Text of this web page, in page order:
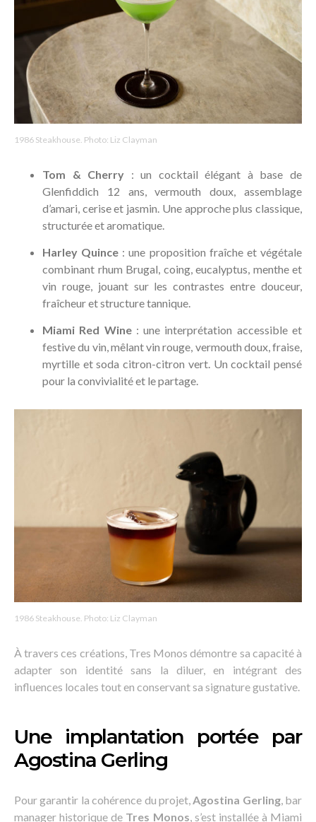
1986 Steakhouse. Photo: Liz Clayman
Tom & Cherry : un cocktail élégant à base de
Glenfiddich 12 ans, vermouth doux, assemblage
d’amari, cerise et jasmin. Une approche plus classique,
structurée et aromatique.
Harley Quince : une proposition fraîche et végétale
combinant rhum Brugal, coing, eucalyptus, menthe et
vin rouge, jouant sur les contrastes entre douceur,
fraîcheur et structure tannique.
Miami Red Wine: une interprétation accessible et
festive du vin, mêlant vin rouge, vermouth doux, fraise,
myrtille et soda citron-citron vert. Un cocktail pensé
pour la convivialité et le partage.
1986 Steakhouse. Photo: Liz Clayman
À travers ces créations, Tres Monos démontre sa capacité à
adapter son identité sans la diluer, en intégrant des
influences locales tout en conservant sa signature gustative.
Une implantation portée par
Agostina Gerling
Pour garantir la cohérence du projet,Agostina Gerling, bar
manager historique de Tres Monos, s’est installée à Miami